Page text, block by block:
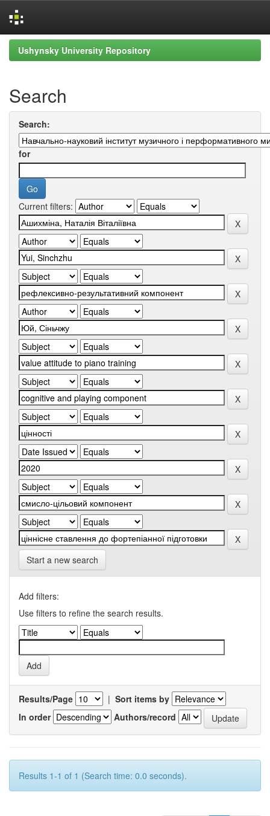
Skip
navigation
Ushynsky University Repository
Search
Search:
for
Current filters:
Start a new search
Add filters:
Use filters to refine the search results.
Results/Page | Sort items by
In order
Authors/record
Results 1-1 of 1 (Search time: 0.0 seconds).